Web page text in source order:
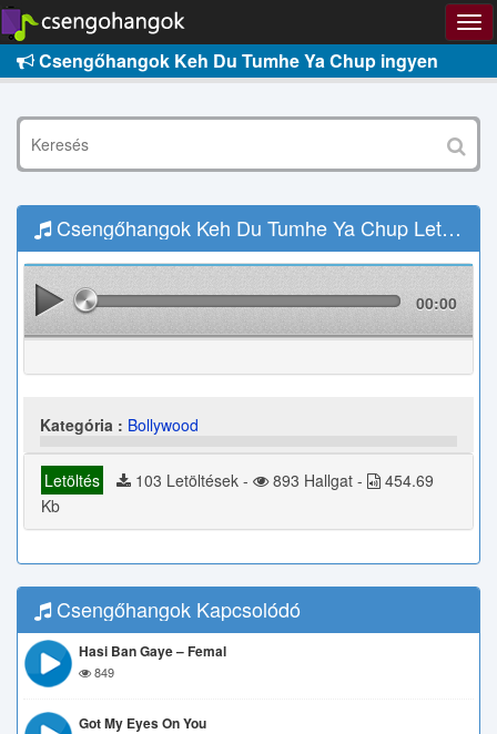
Csengőhangok Keh Du Tumhe Ya Chup ingyen
Csengőhangok Keh Du Tumhe Ya Chup Letöltés
00:00
Kategória : Bollywood
Letöltés 103 Letöltések - 893 Hallgat -
454.69
Kb
Csengőhangok Kapcsolódó
Hasi Ban Gaye – Femal
849
Got My Eyes On You